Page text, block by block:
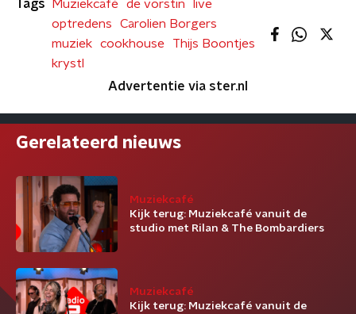
Tags Muziekcafé de vorstin
live
optredens
Carolien Borgers
muziek
cookhouse
Thijs Boontjes
krystl
Advertentie via ster.nl
Gerelateerd nieuws
Muziekcafé
Kijk terug: Muziekcafé vanuit de
studio met Rilan & The Bombardiers
Muziekcafé
Kijk terug: Muziekcafé vanuit de